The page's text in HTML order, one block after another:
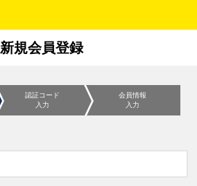
新規会員登録
認証コード
入力
会員情報
入力